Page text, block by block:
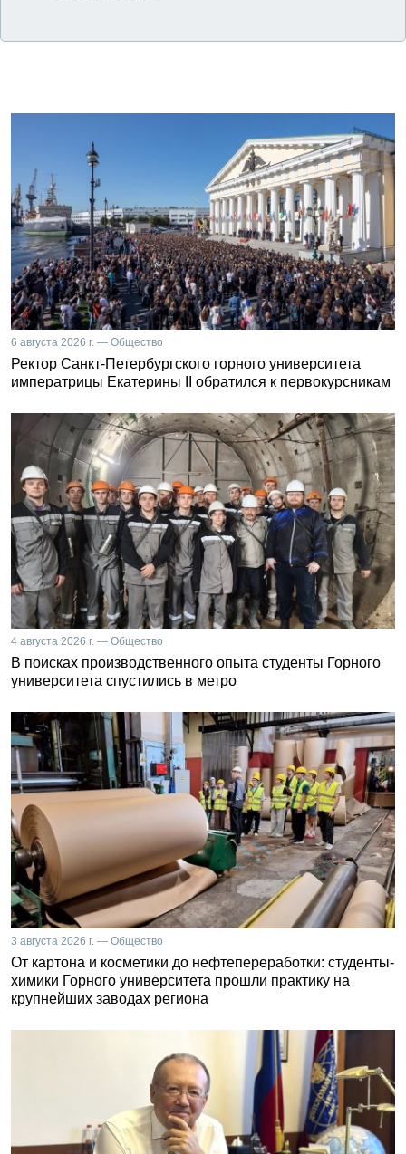
6 августа 2026 г. — Общество
Ректор Санкт-Петербургского горного университета
императрицы Екатерины II обратился к первокурсникам
4 августа 2026 г. — Общество
В поисках производственного опыта студенты Горного
университета спустились в метро
3 августа 2026 г. — Общество
От картона и косметики до нефтепереработки: студенты-
химики Горного университета прошли практику на
крупнейших заводах региона